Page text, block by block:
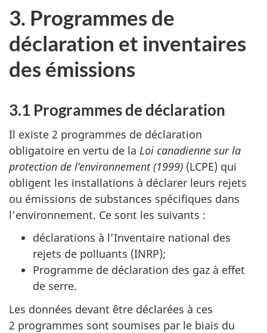
u
n
d
o
u
m
e
n
t
l'environnement
chapitre
3. Programmes de
déclaration et inventaires
des émissions
3.1 Programmes de déclaration
Il existe 2 programmes de déclaration
obligatoire en vertu de la Loi canadienne sur la
protection de l’environnement (1999) (LCPE) qui
obligent les installations à déclarer leurs rejets
ou émissions de substances spécifiques dans
l’environnement. Ce sont les suivants :
déclarations à l’Inventaire national des
rejets de polluants (INRP);
Programme de déclaration des gaz à effet
de serre.
Les données devant être déclarées à ces
2 programmes sont soumises par le biais du